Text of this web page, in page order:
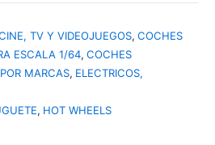
TV Y VIDEOJUEGOS, COCHES
ESCALA 1/64, COCHES
MARCAS, ELECTRICOS,
, HOT WHEELS